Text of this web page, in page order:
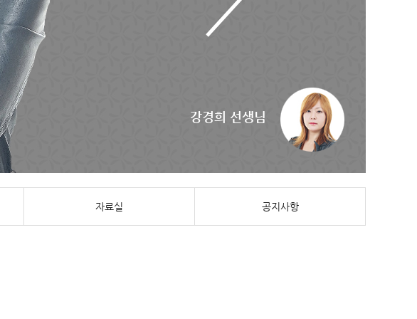
강경희 선생님
자료실 공지사항